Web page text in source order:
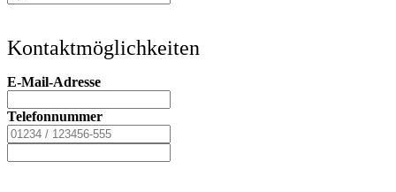
Kontaktmöglichkeiten
E-Mail-Adresse
Telefonnummer